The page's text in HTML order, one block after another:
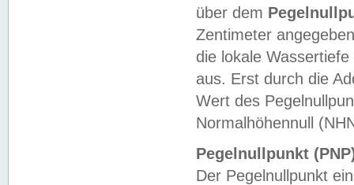
über dem
Zentimeter
die lokale
aus. Erst durch die
Wert des
Normalhöhennull
Pegelnullpunkt
Der Pegelnullpunkt